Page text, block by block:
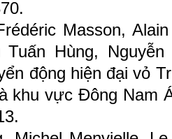
Masson,
Hùng,
động hiện đại vỏ
khu vực Đông Nam